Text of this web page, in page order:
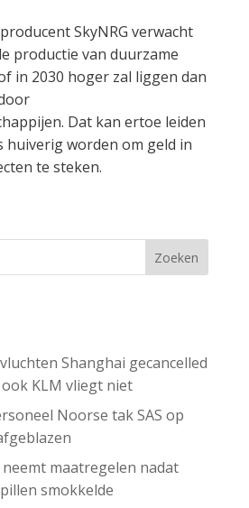
SkyNRG verwacht
productie van duurzame
in 2030 hoger zal liggen dan
Dat kan ertoe leiden
huiverig worden om geld in
te steken.
Zoeken
Shanghai gecancelled
KLM vliegt niet
Noorse tak SAS op
maatregelen nadat
smokkelde